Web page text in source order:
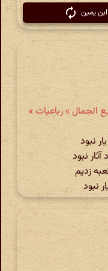
الجمال » رباعیات »
نبود
نبود
زدیم
نبود